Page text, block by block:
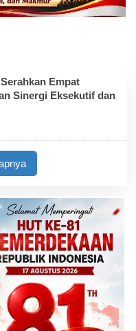
Empat
Sinergi Eksekutif dan